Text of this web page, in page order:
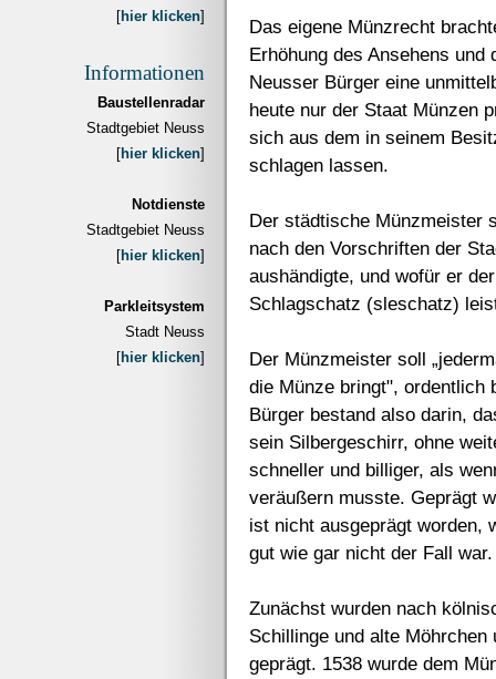
[hier klicken]
Informationen
Baustellenradar
Stadtgebiet Neuss
[hier klicken]
Notdienste
Stadtgebiet Neuss
[hier klicken]
Parkleitsystem
Stadt Neuss
[hier klicken]
Das eigene Münzrecht
Erhöhung des Ansehens
Neusser Bürger eine
heute nur der Staat Münzen
sich aus dem in seinem
schlagen lassen.
Der städtische Münzmeister
nach den Vorschriften der
aushändigte, und wofür er
Schlagschatz (sleschatz)
Der Münzmeister soll
die Münze bringt", ordentlich
Bürger bestand also darin,
sein Silbergeschirr, ohne
schneller und billiger, als
veräußern musste. Geprägt
ist nicht ausgeprägt worden,
gut wie gar nicht der Fall war.
Zunächst wurden nach
Schillinge und alte
geprägt. 1538 wurde dem